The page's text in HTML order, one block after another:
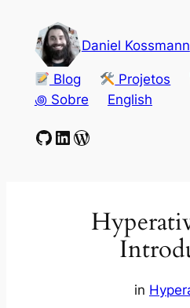
conteúdo
Daniel Kossmann
Blog Projetos
꩜ Sobre
English
GitHub
LinkedIn
WordPress
in